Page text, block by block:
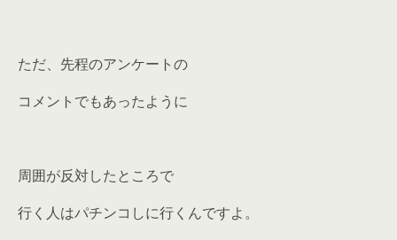
ただ、先程のアンケートの
コメントでもあったように
周囲が反対したところで
行く人はパチンコしに行くんですよ。